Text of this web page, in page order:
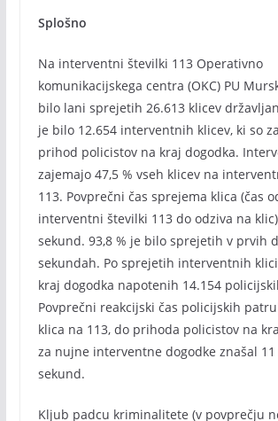
Splošno
Na interventni številki 113 Operativno
komunikacijskega centra (OKC) PU
bilo lani sprejetih 26.613 klicev
je bilo 12.654 interventnih klicev, ki so
prihod policistov na kraj dogodka.
zajemajo 47,5 % vseh klicev na
113. Povprečni čas sprejema klica (čas
interventni številki 113 do odziva na
sekund. 93,8 % je bilo sprejetih v prvih
sekundah. Po sprejetih interventnih
kraj dogodka napotenih 14.154
Povprečni reakcijski čas policijskih
klica na 113, do prihoda policistov na
za nujne interventne dogodke znašal
sekund.
Kljub padcu kriminalitete (v povprečju